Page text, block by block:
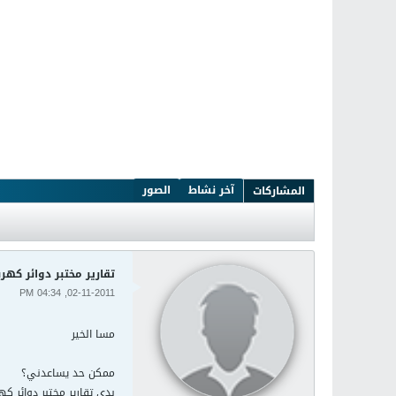
المشاركات آخر نشاط الصور
تقارير مختبر دوائر
02-11-2011, 04:34 PM
مسا الخير
ممكن حد يساعدني؟